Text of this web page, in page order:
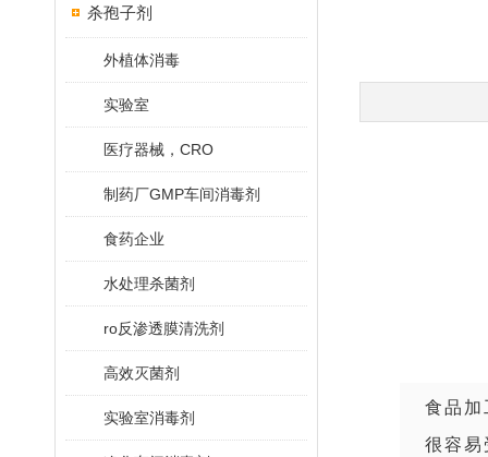
杀孢子剂
外植体消毒
实验室
医疗器械，CRO
制药厂GMP车间消毒剂
食药企业
水处理杀菌剂
ro反渗透膜清洗剂
高效灭菌剂
实验室消毒剂
食品加
很容易